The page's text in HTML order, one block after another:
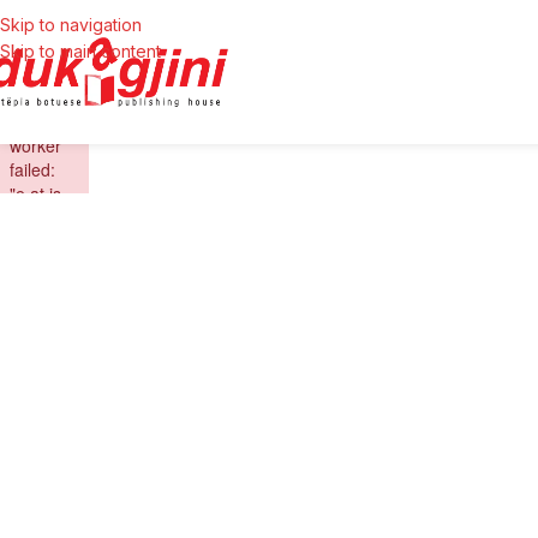
Skip to navigation
Skip to main content